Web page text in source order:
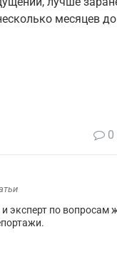
месяцев
0
эксперт по вопросам